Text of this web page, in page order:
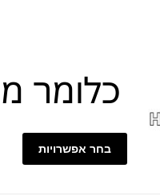
בחר אפשרויות